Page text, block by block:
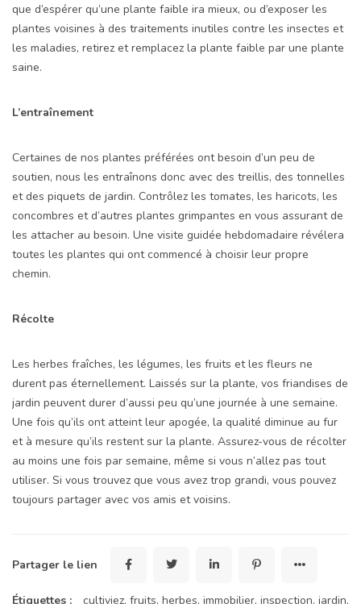
que d’espérer qu’une plante faible ira mieux, ou d’exposer les
plantes voisines à des traitements inutiles contre les insectes et
les maladies, retirez et remplacez la plante faible par une plante
saine.
L’entraînement
Certaines de nos plantes préférées ont besoin d’un peu de
soutien, nous les entraînons donc avec des treillis, des tonnelles
et des piquets de jardin. Contrôlez les tomates, les haricots, les
concombres et d’autres plantes grimpantes en vous assurant de
les attacher au besoin. Une visite guidée hebdomadaire révélera
toutes les plantes qui ont commencé à choisir leur propre
chemin.
Récolte
Les herbes fraîches, les légumes, les fruits et les fleurs ne
durent pas éternellement. Laissés sur la plante, vos friandises de
jardin peuvent durer d’aussi peu qu’une journée à une semaine.
Une fois qu’ils ont atteint leur apogée, la qualité diminue au fur
et à mesure qu’ils restent sur la plante. Assurez-vous de récolter
au moins une fois par semaine, même si vous n’allez pas tout
utiliser. Si vous trouvez que vous avez trop grandi, vous pouvez
toujours partager avec vos amis et voisins.
Partager le lien
Étiquettes : cultiviez, fruits, herbes, immobilier, inspection, jardin,